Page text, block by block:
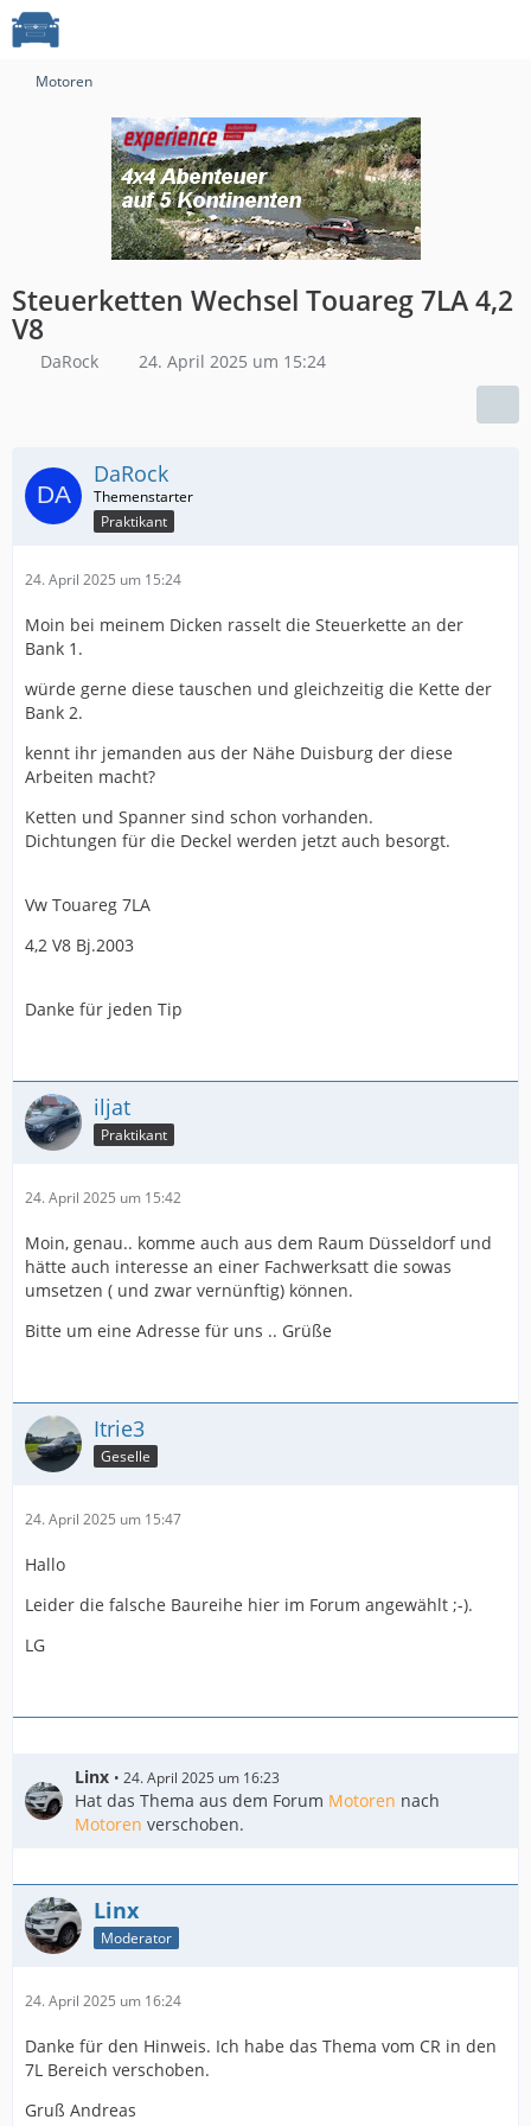
Motoren
Steuerketten Wechsel Touareg 7LA 4,2
V8
DaRock 24. April 2025 um 15:24
DaRock
Praktikant
24. April 2025 um 15:24
Moin bei meinem Dicken rasselt die Steuerkette an der
Bank 1.
würde gerne diese tauschen und gleichzeitig die Kette der
Bank 2.
kennt ihr jemanden aus der Nähe Duisburg der diese
Arbeiten macht?
Ketten und Spanner sind schon vorhanden.
Dichtungen für die Deckel werden jetzt auch besorgt.
Vw Touareg 7LA
4,2 V8 Bj.2003
Danke für jeden Tip
iljat
Praktikant
24. April 2025 um 15:42
Moin, genau.. komme auch aus dem Raum Düsseldorf und
hätte auch interesse an einer Fachwerksatt die sowas
umsetzen ( und zwar vernünftig) können.
Bitte um eine Adresse für uns .. Grüße
Itrie3
Geselle
24. April 2025 um 15:47
Hallo
Leider die falsche Baureihe hier im Forum angewählt ;-).
LG
Linx 24. April 2025 um 16:23
Hat das Thema aus dem Forum Motoren nach
Motoren verschoben.
Linx
Moderator
24. April 2025 um 16:24
Danke für den Hinweis. Ich habe das Thema vom CR in den
7L Bereich verschoben.
Gruß Andreas